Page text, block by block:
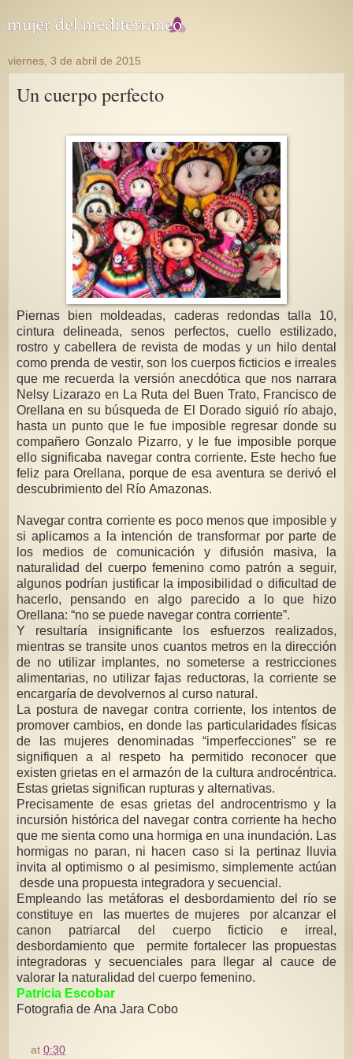
viernes, 3 de abril de 2015
Un cuerpo perfecto
Piernas bien moldeadas, caderas redondas talla 10,
cintura delineada, senos perfectos, cuello estilizado,
rostro y cabellera de revista de modas y un hilo dental
como prenda de vestir, son los cuerpos ficticios e irreales
que me recuerda la versión anecdótica que nos narrara
Nelsy Lizarazo en La Ruta del Buen Trato, Francisco de
Orellana en su búsqueda de El Dorado siguió río abajo,
hasta un punto que le fue imposible regresar donde su
compañero Gonzalo Pizarro, y le fue imposible porque
ello significaba navegar contra corriente. Este hecho fue
feliz para Orellana, porque de esa aventura se derivó el
descubrimiento del Río Amazonas.
Navegar contra corriente es poco menos que imposible y
si aplicamos a la intención de transformar por parte de
los medios de comunicación y difusión masiva, la
naturalidad del cuerpo femenino como patrón a seguir,
algunos podrían justificar la imposibilidad o dificultad de
hacerlo, pensando en algo parecido a lo que hizo
Orellana: “no se puede navegar contra corriente”.
Y resultaría insignificante los esfuerzos realizados,
mientras se transite unos cuantos metros en la dirección
de no utilizar implantes, no someterse a restricciones
alimentarias, no utilizar fajas reductoras, la corriente se
encargaría de devolvernos al curso natural.
La postura de navegar contra corriente, los intentos de
promover cambios, en donde las particularidades físicas
de las mujeres denominadas “imperfecciones” se re
signifiquen a al respeto ha permitido reconocer que
existen grietas en el armazón de la cultura androcéntrica.
Estas grietas significan rupturas y alternativas.
Precisamente de esas grietas del androcentrismo y la
incursión histórica del navegar contra corriente ha hecho
que me sienta como una hormiga en una inundación. Las
hormigas no paran, ni hacen caso si la pertinaz lluvia
invita al optimismo o al pesimismo, simplemente actúan
desde una propuesta integradora y secuencial.
Empleando las metáforas el desbordamiento del río se
constituye en las muertes de mujeres por alcanzar el
canon patriarcal del cuerpo ficticio e irreal,
desbordamiento que permite fortalecer las propuestas
integradoras y secuenciales para llegar al cauce de
valorar la naturalidad del cuerpo femenino.
Patricia Escobar
Fotografia de Ana Jara Cobo
at0:30